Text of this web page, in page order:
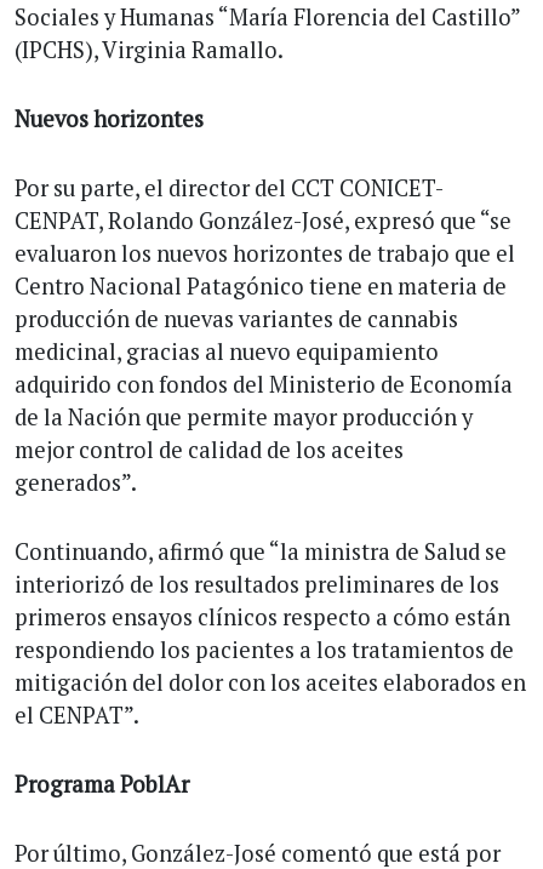
Sociales y Humanas “María Florencia del Castillo”
(IPCHS), Virginia Ramallo.
Nuevos horizontes
Por su parte, el director del CCT CONICET-
CENPAT, Rolando González-José, expresó que “se
evaluaron los nuevos horizontes de trabajo que el
Centro Nacional Patagónico tiene en materia de
producción de nuevas variantes de cannabis
medicinal, gracias al nuevo equipamiento
adquirido con fondos del Ministerio de Economía
de la Nación que permite mayor producción y
mejor control de calidad de los aceites
generados”.
Continuando, afirmó que “la ministra de Salud se
interiorizó de los resultados preliminares de los
primeros ensayos clínicos respecto a cómo están
respondiendo los pacientes a los tratamientos de
mitigación del dolor con los aceites elaborados en
el CENPAT”.
Programa PoblAr
Por último, González-José comentó que está por